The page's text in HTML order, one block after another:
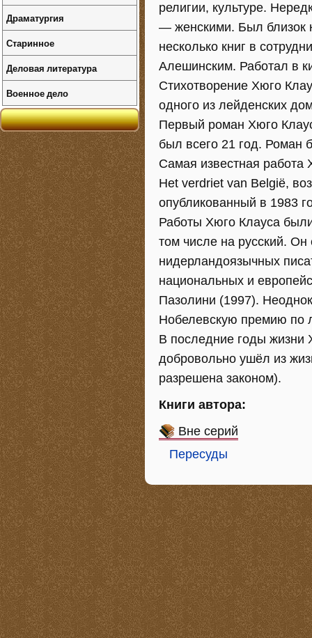
религии, культуре.
— женскими. Был близок
несколько книг в
Алешинским. Работал в
Стихотворение Хюго
одного из лейденских
Первый роман Хюго
был всего 21 год. Роман
Самая известная
Het verdriet van België,
опубликованный в 1983
Работы Хюго Клауса
том числе на русский.
нидерландоязычных
национальных и
Пазолини (1997).
Нобелевскую премию по
В последние годы жизни
добровольно ушёл из
разрешена законом).
Книги автора:
Вне серий
Пересуды
Драматургия
Старинное
Деловая литература
Военное дело